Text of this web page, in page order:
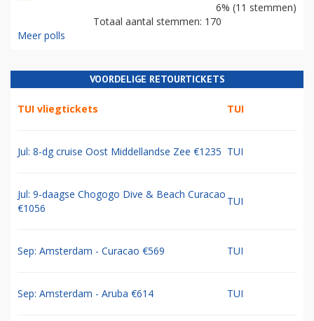
6% (11 stemmen)
Totaal aantal stemmen: 170
Meer polls
VOORDELIGE RETOURTICKETS
TUI vliegtickets TUI
Jul: 8-dg cruise Oost Middellandse Zee €1235 TUI
Jul: 9-daagse Chogogo Dive & Beach Curacao
€1056
TUI
Sep: Amsterdam - Curacao €569 TUI
Sep: Amsterdam - Aruba €614 TUI